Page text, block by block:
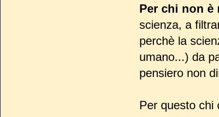
Per chi non è
scienza, a
perchè la
umano...) da
pensiero non
Per questo chi